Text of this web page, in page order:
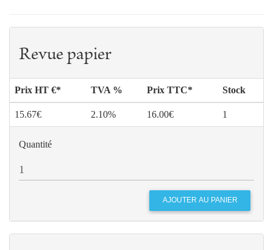
Revue papier
Prix HT €* TVA % Prix TTC* Stock
15.67€ 2.10% 16.00€ 1
Quantité